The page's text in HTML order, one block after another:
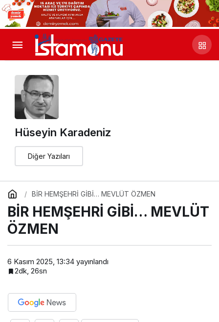
Hüseyin Karadeniz
Diğer Yazıları
BİR HEMŞEHRİ GİBİ… MEVLÜT ÖZMEN
BİR HEMŞEHRİ GİBİ… MEVLÜT
ÖZMEN
6 Kasım 2025, 13:34 yayınlandı
2dk, 26sn